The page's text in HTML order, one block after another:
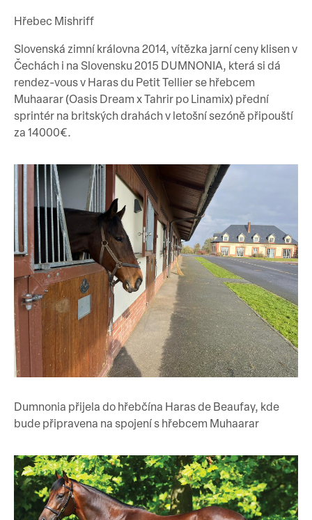
Hřebec Mishriff
Slovenská zimní královna 2014, vítězka jarní ceny klisen v
Čechách i na Slovensku 2015 DUMNONIA, která si dá
rendez-vous v Haras du Petit Tellier se hřebcem
Muhaarar (Oasis Dream x Tahrir po Linamix) přední
sprintér na britských drahách v letošní sezóně připouští
za 14000€.
Dumnonia přijela do hřebčína Haras de Beaufay, kde
bude připravena na spojení s hřebcem Muhaarar